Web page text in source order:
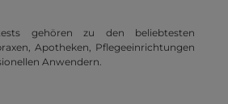
gehören zu den beliebtesten
Apotheken, Pflegeeinrichtungen
Anwendern.